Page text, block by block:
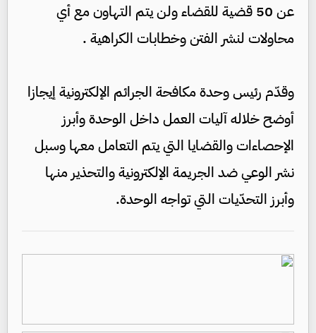
عن 50 قضية للقضاء ولن يتم التهاون مع أي
محاولات لنشر الفتن وخطابات الكراهية .
وقدّم رئيس وحدة مكافحة الجرائم الإلكترونية إيجازا
أوضح خلاله آليات العمل داخل الوحدة وأبرز
الإحصاءات والقضايا التي يتم التعامل معها وسبل
نشر الوعي ضد الجريمة الإلكترونية والتحذير منها
وأبرز التحدّيات التي تواجه الوحدة.